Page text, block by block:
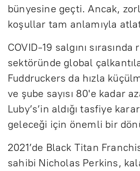
bünyesine geçti. Ancak,
koşullar tam anlamıyla
COVID-19 salgını
sektöründe global
Fuddruckers da hızla
ve şube sayısı 80'e kadar
Luby’s’in aldığı tasfiye
geleceği için önemli bir
2021’de Black Titan
sahibi Nicholas Perkins,